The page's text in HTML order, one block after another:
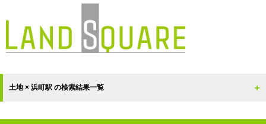
土地 × 浜町駅 の検索結果一覧